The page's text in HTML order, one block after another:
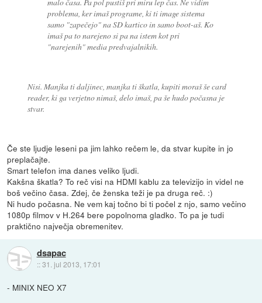
malo časa. Pa pol pustiš pri miru lep čas. Ne vidim
problema, ker imaš programe, ki ti image sistema
samo "zapečejo" na SD kartico in samo boot-aš. Ko
imaš pa to narejeno si pa na istem kot pri
"narejenih" media predvajalnikih.
Nisi. Manjka ti daljinec, manjka ti škatla, kupiti moraš še card
reader, ki ga verjetno nimaš, delo imaš, pa še hudo počasna je
stvar.
Če ste ljudje leseni pa jim lahko rečem le, da stvar kupite in jo
preplačajte.
Smart telefon ima danes veliko ljudi.
Kakšna škatla? To reč visi na HDMI kablu za televizijo in videl ne
boš večino časa. Zdej, če ženska teži je pa druga reč. :)
Ni hudo počasna. Ne vem kaj točno bi ti počel z njo, samo večino
1080p filmov v H.264 bere popolnoma gladko. To pa je tudi
praktično največja obremenitev.
dsapac
::31. jul 2013, 17:01
- MINIX NEO X7